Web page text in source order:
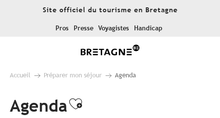
Site officiel du tourisme en Bretagne
Pros Presse Voyagistes Handicap
Accueil Préparer mon séjour Agenda
AgendaAjouter aux favoris